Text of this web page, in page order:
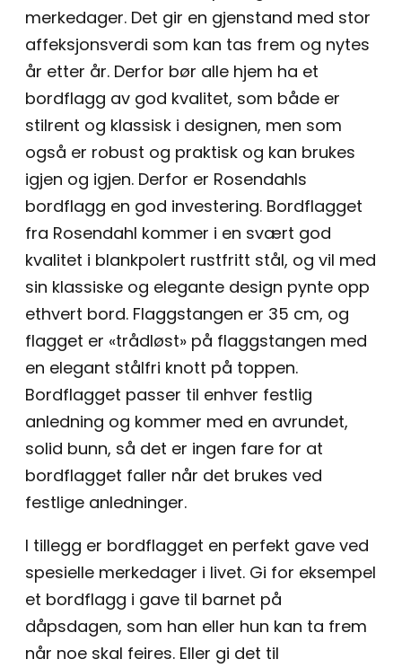
merkedager. Det gir en gjenstand med stor
affeksjonsverdi som kan tas frem og nytes
år etter år. Derfor bør alle hjem ha et
bordflagg av god kvalitet, som både er
stilrent og klassisk i designen, men som
også er robust og praktisk og kan brukes
igjen og igjen. Derfor er Rosendahls
bordflagg en god investering. Bordflagget
fra Rosendahl kommer i en svært god
kvalitet i blankpolert rustfritt stål, og vil med
sin klassiske og elegante design pynte opp
ethvert bord. Flaggstangen er 35 cm, og
flagget er «trådløst» på flaggstangen med
en elegant stålfri knott på toppen.
Bordflagget passer til enhver festlig
anledning og kommer med en avrundet,
solid bunn, så det er ingen fare for at
bordflagget faller når det brukes ved
festlige anledninger.
I tillegg er bordflagget en perfekt gave ved
spesielle merkedager i livet. Gi for eksempel
et bordflagg i gave til barnet på
dåpsdagen, som han eller hun kan ta frem
når noe skal feires. Eller gi det til